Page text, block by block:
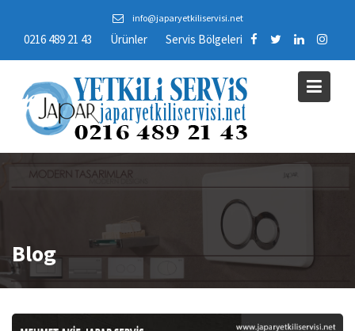
content
info@japaryetkiliservisi.net
0216 489 21 43 Ürünler Servis Bölgeleri
Blog